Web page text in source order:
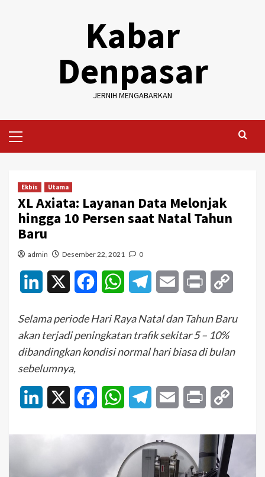
Kabar
Denpasar
JERNIH MENGABARKAN
Menu
Ekbis Utama
XL Axiata: Layanan Data Melonjak
hingga 10 Persen saat Natal Tahun
Baru
admin Desember 22, 2021 0
LinkedIn FacebookWhatsAppTelegramEmail Print
Selama periode Hari Raya Natal dan Tahun Baru
akan terjadi peningkatan trafik sekitar 5 – 10%
dibandingkan kondisi normal hari biasa di bulan
sebelumnya,
LinkedIn FacebookWhatsAppTelegramEmail Print